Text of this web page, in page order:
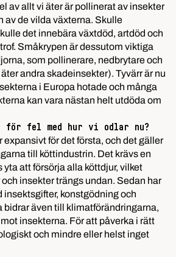
av allt vi äter är pollinerat av insekter
av de vilda växterna. Skulle
det innebära växtdöd, artdöd och
Småkrypen är dessutom viktiga
som pollinerare, nedbrytare och
andra skadeinsekter). Tyvärr är nu
i Europa hotade och många
kan vara nästan helt utdöda om
för fel med hur vi odlar nu?
expansivt för det första, och det gäller
till köttindustrin. Det krävs en
yta att försörja alla köttdjur, vilket
insekter trängs undan. Sedan har
insektsgifter, konstgödning och
bidrar även till klimatförändringarna,
insekterna. För att påverka i rätt
och mindre eller helst inget